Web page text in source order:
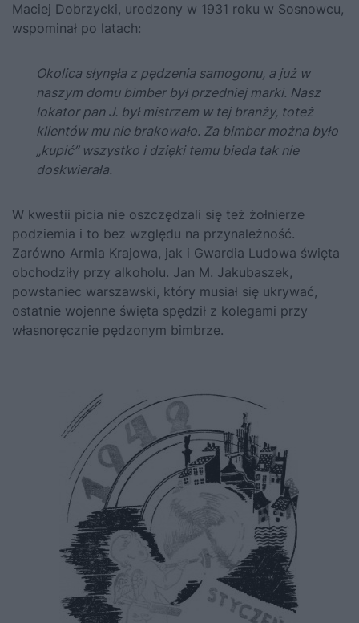
Maciej Dobrzycki, urodzony w 1931 roku w Sosnowcu,
wspominał po latach:
Okolica słynęła z pędzenia samogonu, a już w
naszym domu bimber był przedniej marki. Nasz
lokator pan J. był mistrzem w tej branży, toteż
klientów mu nie brakowało. Za bimber można było
„kupić” wszystko i dzięki temu bieda tak nie
doskwierała.
W kwestii picia nie oszczędzali się też żołnierze
podziemia i to bez względu na przynależność.
Zarówno Armia Krajowa, jak i Gwardia Ludowa święta
obchodziły przy alkoholu. Jan M. Jakubaszek,
powstaniec warszawski, który musiał się ukrywać,
ostatnie wojenne święta spędził z kolegami przy
własnoręcznie pędzonym bimbrze.